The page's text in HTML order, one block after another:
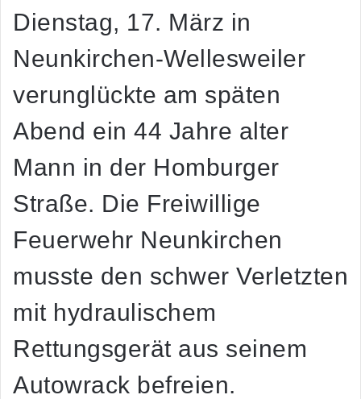
Dienstag, 17. März in
Neunkirchen-Wellesweiler
verunglückte am späten
Abend ein 44 Jahre alter
Mann in der Homburger
Straße. Die Freiwillige
Feuerwehr Neunkirchen
musste den schwer Verletzten
mit hydraulischem
Rettungsgerät aus seinem
Autowrack befreien.